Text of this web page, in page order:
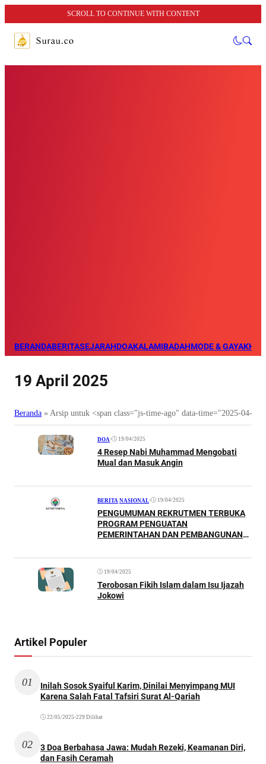
SCROLL TO CONTINUE WITH CONTENT
BERANDABERITASEJARAHDOAKALAMIBADAHMODE & GAYA
19 April 2025
Beranda » Arsip untuk <span class="js-time-ago" data-time="2025-04-
DOA • 19/04/2025
4 Resep Nabi Muhammad Mengobati
Mual dan Masuk Angin
BERITA NASIONAL• 19/04/2025
PENGUMUMAN REKRUTMEN TERBUKA
PROGRAM PENGUATAN
PEMERINTAHAN DAN PEMBANGUNAN
19/04/2025
Terobosan Fikih Islam dalam Isu Ijazah
Jokowi
Artikel Populer
01
Inilah Sosok Syaiful Karim, Dinilai Menyimpang MUI
Karena Salah Fatal Tafsiri Surat Al-Qariah
22/05/2025 •229 Dilihat
02
3 Doa Berbahasa Jawa: Mudah Rezeki, Keamanan Diri,
dan Fasih Ceramah